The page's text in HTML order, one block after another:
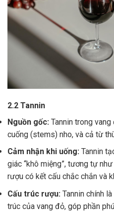
2.2 Tannin
Nguồn gốc: Tannin trong
cuống (stems) nho, và cả từ
Cảm nhận khi uống: Tannin
giác “khô miệng”, tương tự
rượu có kết cấu chắc chắn và
Cấu trúc rượu: Tannin chính
trúc của vang đỏ, góp phần